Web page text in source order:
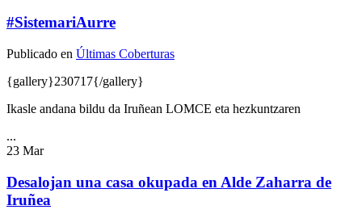
#SistemariAurre
Publicado en Últimas Coberturas
{gallery}230717{/gallery}
Ikasle andana bildu da Iruñean LOMCE eta hezkuntzaren
...
23 Mar
Desalojan una casa okupada en Alde Zaharra de
Iruñea